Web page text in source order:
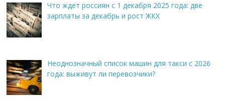
Что ждет россиян с 1 декабря 2025 года: две
зарплаты за декабрь и рост ЖКХ
Неоднозначный список машин для такси с 2026
года: выживут ли перевозчики?